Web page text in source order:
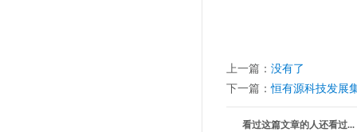
上一篇： 没有了
下一篇：恒有源科技发展
看过这篇文章的人还看过...